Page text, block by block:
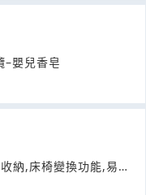
嬰兒香皂
納,床椅變換功能,易收